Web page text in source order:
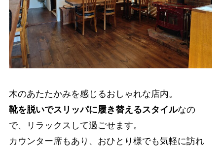
木のあたたかみを感じるおしゃれな店内。
靴を脱いでスリッパに履き替えるスタイルなの
で、リラックスして過ごせます。
カウンター席もあり、おひとり様でも気軽に訪れ